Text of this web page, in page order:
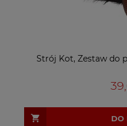
Strój Kot, Zestaw do
DO